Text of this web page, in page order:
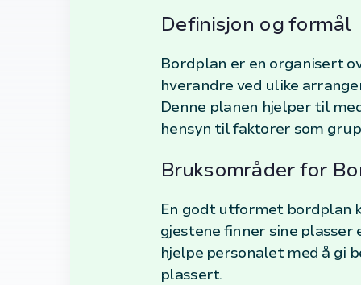
Definisjon og formål
Bordplan er en organisert
hverandre ved ulike
Denne planen hjelper til
hensyn til faktorer som
Bruksområder for
En godt utformet bordplan
gjestene finner sine
hjelpe personalet med å gi
plassert.